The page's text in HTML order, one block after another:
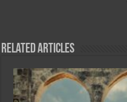
Related Articles